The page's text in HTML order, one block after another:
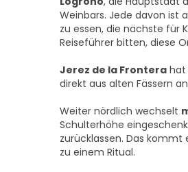
Weinbars. Jede davon ist
zu essen, die nächste für
Reiseführer bitten, diese
Jerez de la Frontera hat
direkt aus alten Fässern
Weiter nördlich wechselt
Schulterhöhe
zurücklassen. Das
zu einem Ritual.